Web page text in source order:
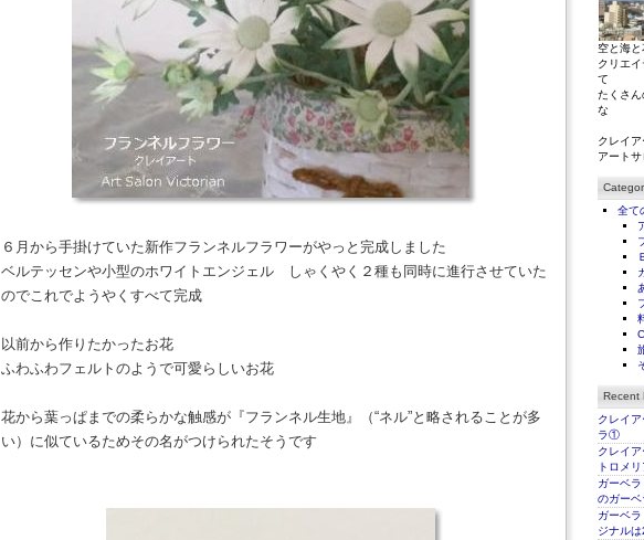
６月から手掛けていた新作フランネルフラワーがやっと完成しました
ベルテッセンや小型のホワイトエンジェル しゃくやく２種も同時に進行させていた
のでこれでようやくすべて完成
以前から作りたかったお花
ふわふわフェルトのようで可愛らしいお花
花から葉っぱまでの柔らかな触感が『フランネル生地』（“ネル”と略されることが多
い）に似ているためその名がつけられたそうです
空と海と
クリエ
て
たくさ
な
クレイア
アート
全て
Recent
クレイ
ラ①
クレイ
トロメ
ガーベ
のガーベ
ガーベ
ジナル